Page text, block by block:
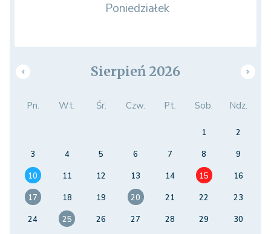
Poniedziałek
Sierpień 2026
Pn. Wt. Śr. Czw. Pt. Sob. Ndz.
1
2
3
4 5 6 7 8
9
10
11 12 13 14 15
16
17
18 19 20 21 22
23
24
25 26 27 28 29
30